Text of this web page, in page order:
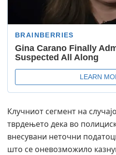
Клучниот сегмент на
тврдењето дека во
внесувани неточни
што се оневозможило